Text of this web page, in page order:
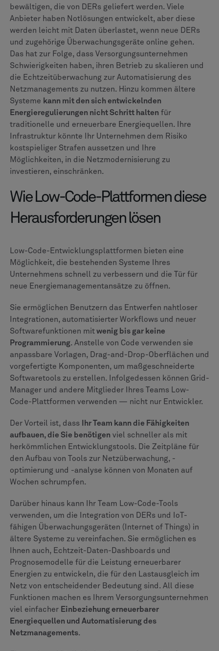
bewältigen, die von DERs geliefert werden. Viele
Anbieter haben Notlösungen entwickelt, aber diese
werden leicht mit Daten überlastet, wenn neue DERs
und zugehörige Überwachungsgeräte online gehen.
Das hat zur Folge, dass Versorgungsunternehmen
Schwierigkeiten haben, ihren Betrieb zu skalieren und
die Echtzeitüberwachung zur Automatisierung des
Netzmanagements zu nutzen. Hinzu kommen ältere
Systeme kann mit den sich entwickelnden
Energieregulierungen nicht Schritt halten für
traditionelle und erneuerbare Energiequellen. Ihre
Infrastruktur könnte Ihr Unternehmen dem Risiko
kostspieliger Strafen aussetzen und Ihre
Möglichkeiten, in die Netzmodernisierung zu
investieren, einschränken.
Wie Low-Code-Plattformen diese
Herausforderungen lösen
Low-Code-Entwicklungsplattformen bieten eine
Möglichkeit, die bestehenden Systeme Ihres
Unternehmens schnell zu verbessern und die Tür für
neue Energiemanagementansätze zu öffnen.
Sie ermöglichen Benutzern das Entwerfen nahtloser
Integrationen, automatisierter Workflows und neuer
Softwarefunktionen mitwenig bis gar keine
Programmierung. Anstelle von Code verwenden sie
anpassbare Vorlagen, Drag-and-Drop-Oberflächen und
vorgefertigte Komponenten, um maßgeschneiderte
Softwaretools zu erstellen. Infolgedessen können Grid-
Manager und andere Mitglieder Ihres Teams Low-
Code-Plattformen verwenden — nicht nur Entwickler.
Der Vorteil ist, dass
Ihr Team kann die Fähigkeiten
aufbauen, die Sie benötigen viel schneller als mit
herkömmlichen Entwicklungstools. Die Zeitpläne für
den Aufbau von Tools zur Netzüberwachung, -
optimierung und -analyse können von Monaten auf
Wochen schrumpfen.
Darüber hinaus kann Ihr Team Low-Code-Tools
verwenden, um die Integration von DERs und IoT-
fähigen Überwachungsgeräten (Internet of Things) in
ältere Systeme zu vereinfachen. Sie ermöglichen es
Ihnen auch, Echtzeit-Daten-Dashboards und
Prognosemodelle für die Leistung erneuerbarer
Energien zu entwickeln, die für den Lastausgleich im
Netz von entscheidender Bedeutung sind. All diese
Funktionen machen es Ihrem Versorgungsunternehmen
viel einfacher Einbeziehung erneuerbarer
Energiequellen und Automatisierung des
Netzmanagements.